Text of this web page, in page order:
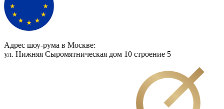
Адрес шоу-рума в Москве:
ул. Нижняя Сыромятническая дом 10 cтроение 5